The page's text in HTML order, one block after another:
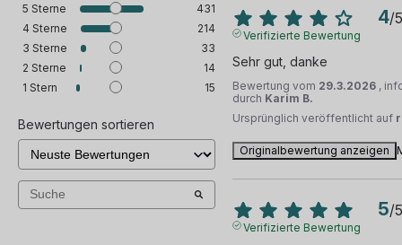
5 Sterne
431
4 Sterne
214
3 Sterne
33
2 Sterne
14
1 Stern 15
Bewertungen sortieren
4/5
Verifizierte Bewertung
Sehr gut, danke
Bewertung vom 29.3.2026 ,
durch Karim B.
Ursprünglich veröffentlicht auf
Originalbewertung anzeigen
5/5
Verifizierte Bewertung